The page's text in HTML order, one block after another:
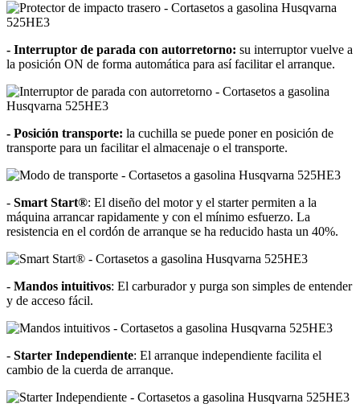
- Interruptor de parada con autorretorno: su interruptor vuelve a
la posición ON de forma automática para así facilitar el arranque.
- Posición transporte: la cuchilla se puede poner en posición de
transporte para un facilitar el almacenaje o el transporte.
- Smart Start®: El diseño del motor y el starter permiten a la
máquina arrancar rapidamente y con el mínimo esfuerzo. La
resistencia en el cordón de arranque se ha reducido hasta un 40%.
- Mandos intuitivos: El carburador y purga son simples de entender
y de acceso fácil.
- Starter Independiente: El arranque independiente facilita el
cambio de la cuerda de arranque.